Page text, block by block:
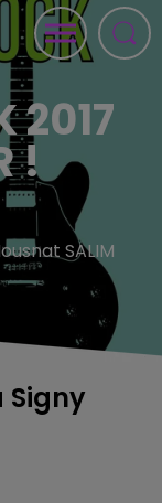
2017
!
SALIM
Signy